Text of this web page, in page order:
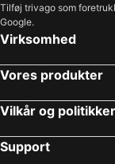
Tilføj trivago som
Google.
Virksomhed
Vores produkter
Vilkår og politikker
Support